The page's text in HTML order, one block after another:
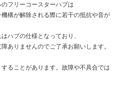
フリーコースターハブは
構が解除される際に若干の抵抗や音が
ハブの仕様となっており、
ありませんのでご了承お願いします。
ることがあります。故障や不具合では